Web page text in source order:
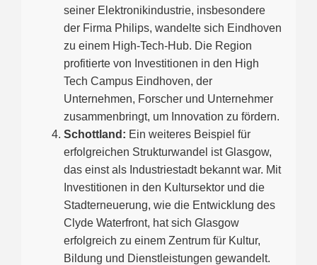
seiner Elektronikindustrie, insbesondere
der Firma Philips, wandelte sich Eindhoven
zu einem High-Tech-Hub. Die Region
profitierte von Investitionen in den High
Tech Campus Eindhoven, der
Unternehmen, Forscher und Unternehmer
zusammenbringt, um Innovation zu fördern.
Schottland: Ein weiteres Beispiel für
erfolgreichen Strukturwandel ist Glasgow,
das einst als Industriestadt bekannt war. Mit
Investitionen in den Kultursektor und die
Stadterneuerung, wie die Entwicklung des
Clyde Waterfront, hat sich Glasgow
erfolgreich zu einem Zentrum für Kultur,
Bildung und Dienstleistungen gewandelt.